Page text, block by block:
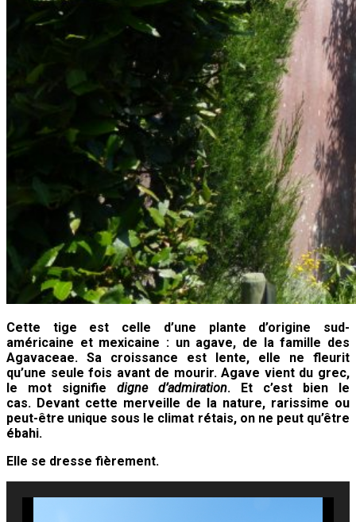
Cette tige est celle d’une plante d’origine sud-
américaine et mexicaine : un agave, de la famille des
Agavaceae. Sa croissance est lente, elle ne fleurit
qu’une seule fois avant de mourir. Agave vient du grec,
le mot signifie digne d’admiration. Et c’est bien le
cas. Devant cette merveille de la nature, rarissime ou
peut-être unique sous le climat rétais, on ne peut qu’être
ébahi.
Elle se dresse fièrement.